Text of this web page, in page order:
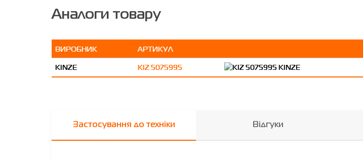
Аналоги товару
ВИРОБНИК АРТИКУЛ
KINZE
KIZ 5075995
Застосування до техніки Відгуки